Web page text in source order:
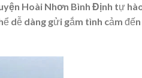
Hoài Nhơn Bình Định tự
dễ dàng gửi gắm tình cảm đến